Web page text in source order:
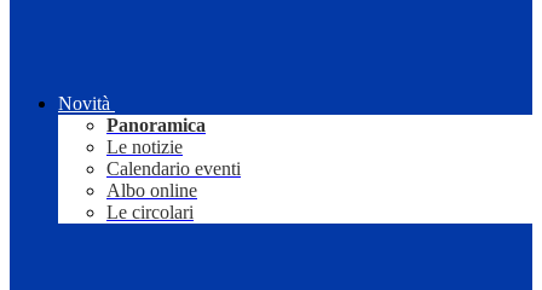
Novità
Panoramica
Le notizie
Calendario eventi
Albo online
Le circolari